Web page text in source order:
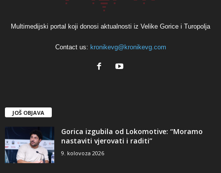
Multimedijski portal koji donosi aktualnosti iz Velike Gorice i Turopolja
Contact us: kronikevg@kronikevg.com
JOŠ OBJAVA
Gorica izgubila od Lokomotive: “Moramo
nastaviti vjerovati i raditi”
9. kolovoza 2026